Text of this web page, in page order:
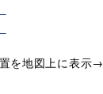
を地図上に表示→